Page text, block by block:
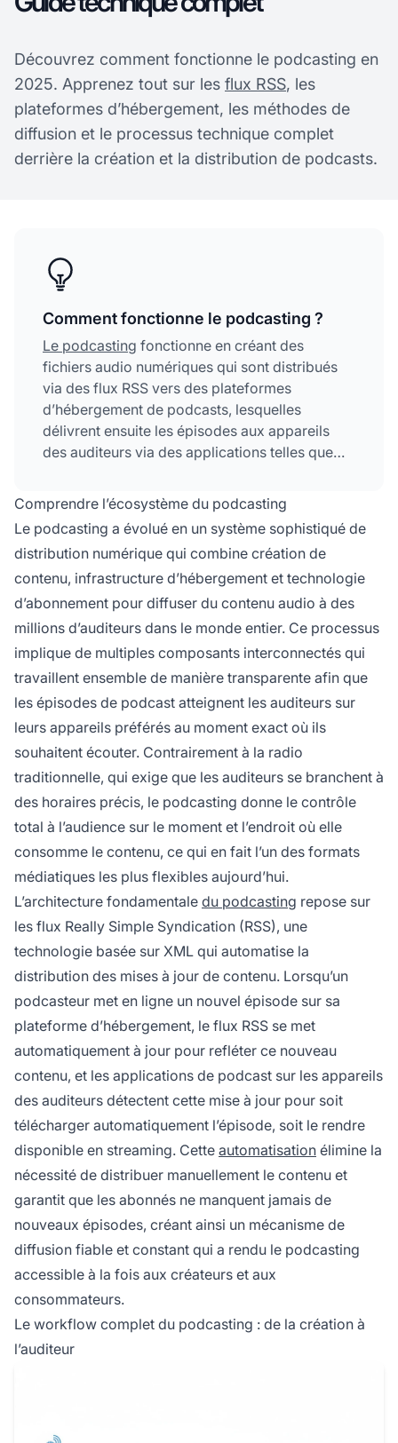
Découvrez comment fonctionne le podcasting en
2025. Apprenez tout sur les flux RSS, les
plateformes d’hébergement, les méthodes de
diffusion et le processus technique complet
derrière la création et la distribution de podcasts.
Comment fonctionne le podcasting ?
Le podcasting fonctionne en créant des
fichiers audio numériques qui sont distribués
via des flux RSS vers des plateformes
d’hébergement de podcasts, lesquelles
délivrent ensuite les épisodes aux appareils
des auditeurs via des applications telles que
de podcasts. Les podcasteurs enregistrent leur
contenu, le téléchargent sur un service
d’hébergement qui génère automatiquement un
flux RSS informant les abonnés de la sortie de
nouveaux épisodes pour un téléchargement ou
une écoute en streaming automatique.
Comprendre l’écosystème du podcasting
Le podcasting a évolué en un système sophistiqué de
distribution numérique qui combine création de
contenu, infrastructure d’hébergement et technologie
d’abonnement pour diffuser du contenu audio à des
millions d’auditeurs dans le monde entier. Ce processus
implique de multiples composants interconnectés qui
travaillent ensemble de manière transparente afin que
les épisodes de podcast atteignent les auditeurs sur
leurs appareils préférés au moment exact où ils
souhaitent écouter. Contrairement à la radio
traditionnelle, qui exige que les auditeurs se branchent à
des horaires précis, le podcasting donne le contrôle
total à l’audience sur le moment et l’endroit où elle
consomme le contenu, ce qui en fait l’un des formats
médiatiques les plus flexibles aujourd’hui.
L’architecture fondamentale du podcasting repose sur
les flux Really Simple Syndication (RSS), une
technologie basée sur XML qui automatise la
distribution des mises à jour de contenu. Lorsqu’un
podcasteur met en ligne un nouvel épisode sur sa
plateforme d’hébergement, le flux RSS se met
automatiquement à jour pour refléter ce nouveau
contenu, et les applications de podcast sur les appareils
des auditeurs détectent cette mise à jour pour soit
télécharger automatiquement l’épisode, soit le rendre
disponible en streaming. Cette automatisation élimine la
nécessité de distribuer manuellement le contenu et
garantit que les abonnés ne manquent jamais de
nouveaux épisodes, créant ainsi un mécanisme de
diffusion fiable et constant qui a rendu le podcasting
accessible à la fois aux créateurs et aux
consommateurs.
Le workflow complet du podcasting : de la création à
l’auditeur